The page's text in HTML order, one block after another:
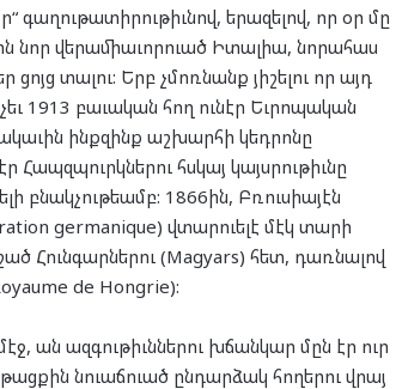
երազելով, որ օր մը
նոր վերամիաւորուած Իտալիա, նորահաս
ցոյց տալու: Երբ չմոռնանք յիշելու որ այդ
1913 բաւական հող ունէր Եւրոպական
ինքզինք աշխարհի կեդրոնը
հսկայ կայսրութիւնը
բնակչութեամբ: 1866ին, Բռուսիայէն
germanique) վտարուելէ մէկ տարի
Հունգարներու (Magyars) հետ, դառնալով
de Hongrie):
ան ազգութիւններու խճանկար մըն էր ուր
նուաճուած ընդարձակ հողերու վրայ